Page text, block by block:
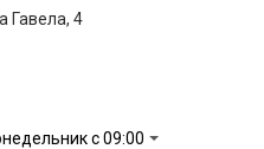
Гавела, 4
с 09:00